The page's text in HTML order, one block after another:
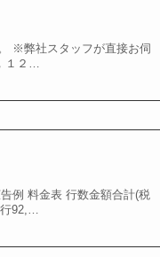
※弊社スタッフが直接お伺
１２…
例 料金表 行数金額合計(税
92,…